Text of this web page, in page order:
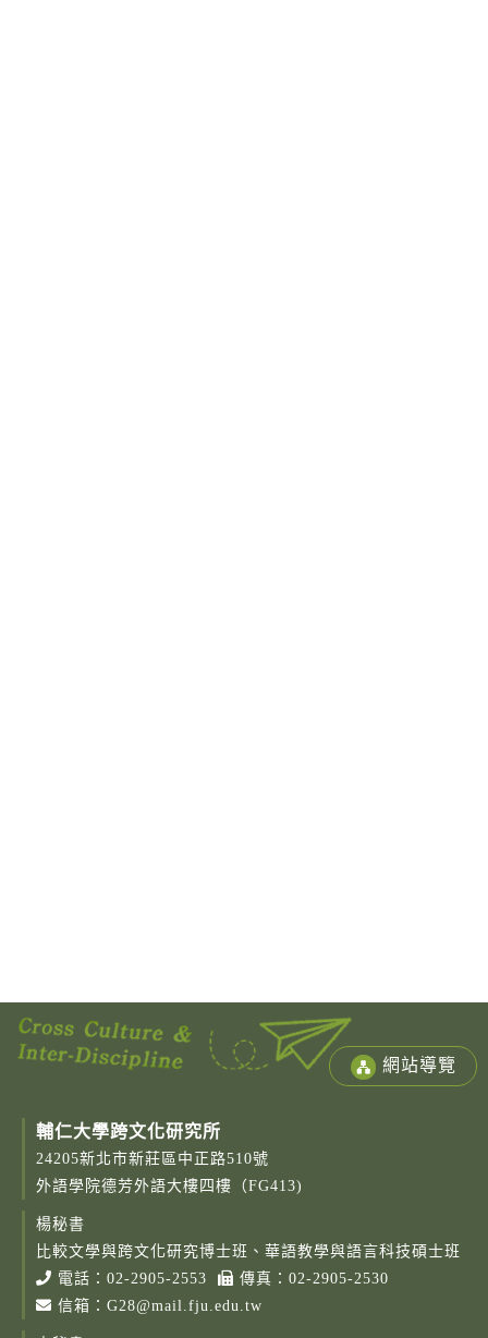
網站導覽
輔仁大學跨文化研究所
24205新北市新莊區中正路510號
外語學院德芳外語大樓四樓（FG413)
楊秘書
比較文學與跨文化研究博士班、華語教學與語言科技碩士班
電話： 02-2905-2553
傳真：02-2905-2530
信箱： G28@mail.fju.edu.tw